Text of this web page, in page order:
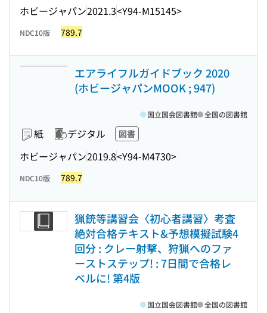
ホビージャパン2021.3<Y94-M15145>
NDC10版 789.7
エアライフルガイドブック 2020
(ホビージャパンMOOK ; 947)
紙 デジタル 図書
ホビージャパン2019.8<Y94-M4730>
国立国会図書館 全国の図書館
NDC10版 789.7
猟銃等講習会〈初心者講習〉考査
絶対合格テキスト&予想模擬試験4
回分 : クレー射撃、狩猟へのファ
ーストステップ! : 7日間で合格レ
ベルに! 第4版
国立国会図書館 全国の図書館